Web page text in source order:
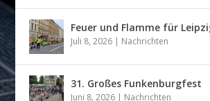
Feuer und Flamme für
Juli 8, 2026 | Nachrichten
31. Großes Funkenburgfest
Juni 8, 2026 | Nachrichten